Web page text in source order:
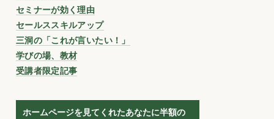
セミナーが効く理由
セールススキルアップ
三洞の「これが言いたい！」
学びの場、教材
受講者限定記事
ホームページを見てくれたあなたに半額の